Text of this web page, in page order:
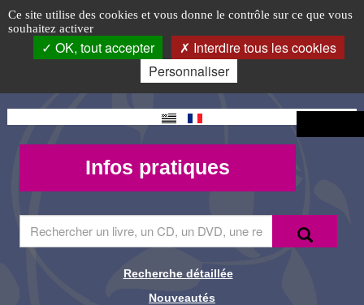
Panneau de gestion des cookies
Ce site utilise des cookies et vous donne le contrôle sur ce que vous
souhaitez activer
OK, tout accepter
Interdire tous les cookies
Personnaliser
Accéder
au
menu
principal
Accéder
au
contenu
Accéder
à
connexion
Lectures
au
jardin
Logo
top-
Changement
de langue
Mon
compte -
Infos
pratiques
Infos pratiques
Recherche
Recherche détaillée
Nouveautés